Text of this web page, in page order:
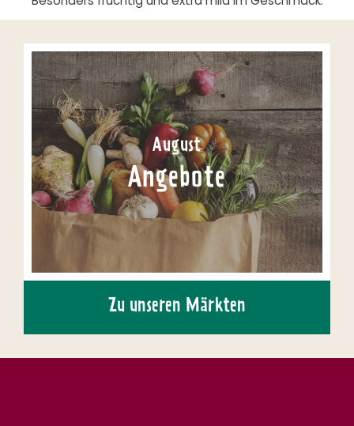
August
Angebote
Zu unseren Märkten